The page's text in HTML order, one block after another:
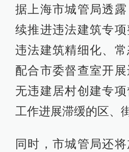
据上海市城管局透
续推进违法建筑专
违法建筑精细化、常
配合市委督查室开展
无违建居村创建专
工作进展滞缓的区、
同时，市城管局还